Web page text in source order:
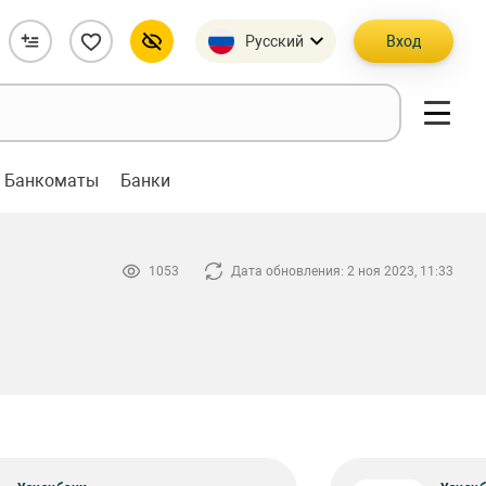
Русский Вход
Банкоматы Банки
1053 Дата обновления: 2 ноя 2023, 11:33